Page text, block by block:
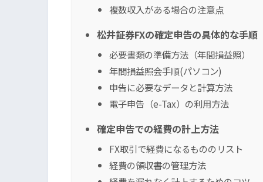
複数収入がある場合の注意点
松井証券FXの確定申告の具体的な手順
必要書類の準備方法（年間損益照）
年間損益照会手順(パソコン)
申告に必要なデータと計算方法
電子申告（e-Tax）の利用方法
確定申告での経費の計上方法
FX取引で経費になるもののリスト
経費の領収書の管理方法